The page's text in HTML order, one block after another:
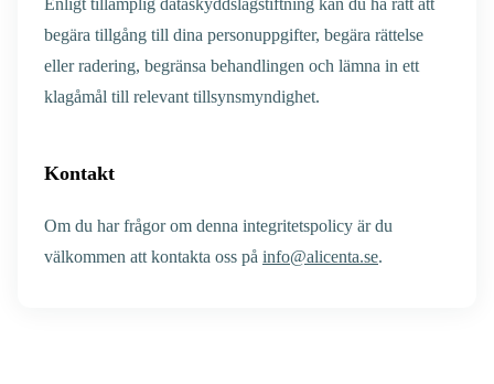
Enligt tillämplig dataskyddslagstiftning kan du ha rätt att
begära tillgång till dina personuppgifter, begära rättelse
eller radering, begränsa behandlingen och lämna in ett
klagåmål till relevant tillsynsmyndighet.
Kontakt
Om du har frågor om denna integritetspolicy är du
välkommen att kontakta oss på info@alicenta.se.